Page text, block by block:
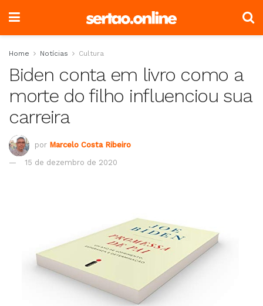
Home Notícias Cultura
Biden conta em livro como a
morte do filho influenciou sua
carreira
por Marcelo Costa Ribeiro
15 de dezembro de 2020